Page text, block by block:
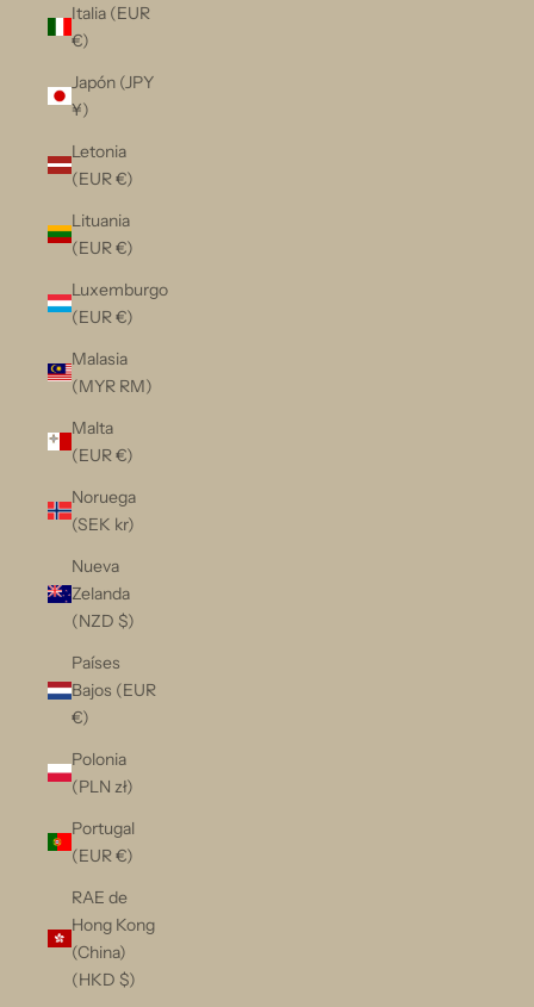
Italia (EUR
€)
Japón (JPY
¥)
Letonia
(EUR €)
Lituania
(EUR €)
Luxemburgo
(EUR €)
Malasia
(MYR RM)
Malta
(EUR €)
Noruega
(SEK kr)
Nueva
Zelanda
(NZD $)
Países
Bajos (EUR
€)
Polonia
(PLN zł)
Portugal
(EUR €)
RAE de
Hong Kong
(China)
(HKD $)